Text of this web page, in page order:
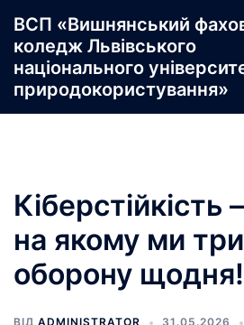
до
вмісту
ВСП «Вишнянський
коледж Львівського
національного
природокористування»
Кіберстійкість
на якому ми
оборону щодня!
ВІД ADMINISTRATOR 31.05.2026